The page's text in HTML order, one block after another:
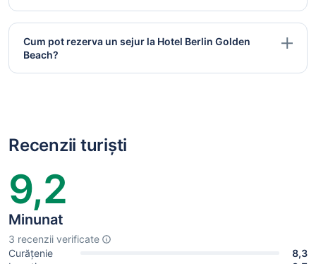
Cum pot rezerva un sejur la Hotel Berlin Golden
Beach?
Recenzii turiști
9,2
Minunat
3 recenzii verificate
Curățenie
8,3